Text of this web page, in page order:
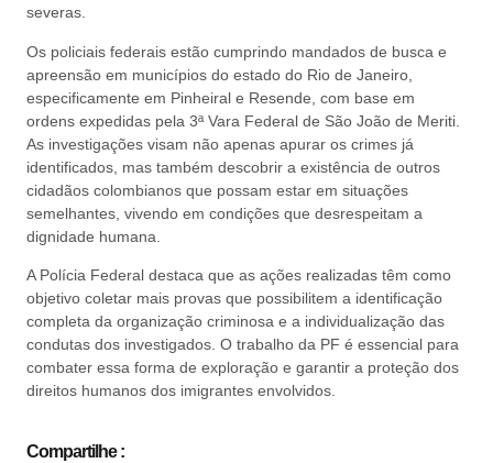
severas.
Os policiais federais estão cumprindo mandados de busca e
apreensão em municípios do estado do Rio de Janeiro,
especificamente em Pinheiral e Resende, com base em
ordens expedidas pela 3ª Vara Federal de São João de Meriti.
As investigações visam não apenas apurar os crimes já
identificados, mas também descobrir a existência de outros
cidadãos colombianos que possam estar em situações
semelhantes, vivendo em condições que desrespeitam a
dignidade humana.
A Polícia Federal destaca que as ações realizadas têm como
objetivo coletar mais provas que possibilitem a identificação
completa da organização criminosa e a individualização das
condutas dos investigados. O trabalho da PF é essencial para
combater essa forma de exploração e garantir a proteção dos
direitos humanos dos imigrantes envolvidos.
Compartilhe :